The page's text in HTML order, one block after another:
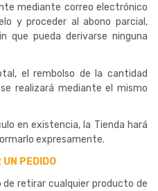
mediante correo electrónico
y proceder al abono parcial,
que pueda derivarse ninguna
el rembolso de la cantidad
realizará mediante el mismo
en existencia, la Tienda hará
expresamente.
UN PEDIDO
de retirar cualquier producto de